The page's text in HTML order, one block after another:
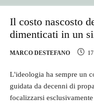
Il costo nascosto
dimenticati in un
MARCO DESTEFANO
L'ideologia ha sempre un
guidata da decenni di
focalizzarsi